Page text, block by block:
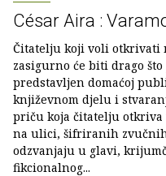
César Aira :
Čitatelju koji voli otkrivati
zasigurno će biti drago
predstavljen domaćoj
književnom djelu i
priču koja čitatelju otkriva
na ulici, šifriranih
odzvanjaju u glavi,
fikcionalnog...